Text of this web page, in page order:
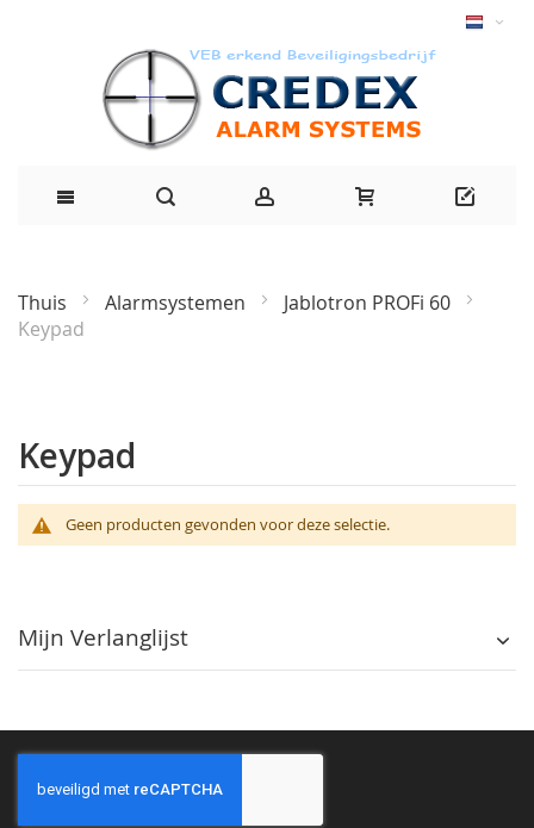
Thuis Alarmsystemen
Jablotron PROFi 60
Keypad
Keypad
Geen producten gevonden voor deze selectie.
Mijn Verlanglijst